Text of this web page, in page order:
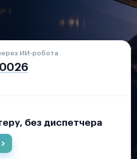
ИИ-робота
без диспетчера